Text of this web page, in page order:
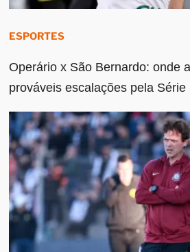
ESPORTES
Operário x São Bernardo: onde
prováveis escalações pela Série